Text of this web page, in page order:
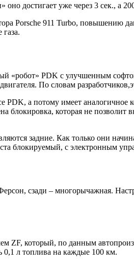
достигает уже через 3 сек., а
Porsche 911 Turbo, повышению
PDK с улучшенным
По словам
PDK, а потому имеет
которая не позволит
задние. Как только они
блокируемый, с электронным
сзади – многорычажная.
ZF, который, по данным
0,1 л топлива на каждые 100 км.